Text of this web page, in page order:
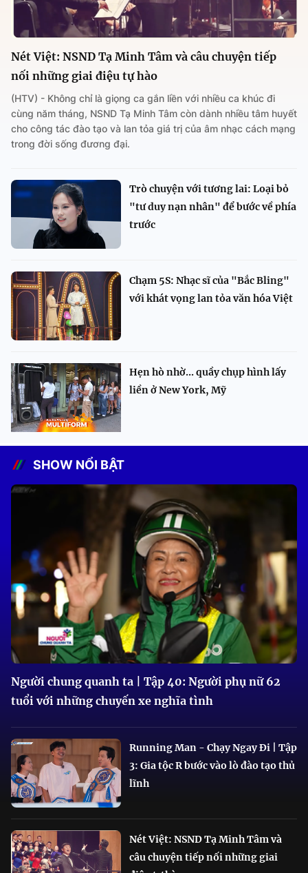
Nét Việt: NSND Tạ Minh Tâm và câu chuyện tiếp
nối những giai điệu tự hào
(HTV) - Không chỉ là giọng ca gắn liền với nhiều ca khúc đi
cùng năm tháng, NSND Tạ Minh Tâm còn dành nhiều tâm huyết
cho công tác đào tạo và lan tỏa giá trị của âm nhạc cách mạng
trong đời sống đương đại.
Trò chuyện với tương lai: Loại bỏ
"tư duy nạn nhân" để bước về phía
trước
Chạm 5S: Nhạc sĩ của "Bắc Bling"
với khát vọng lan tỏa văn hóa Việt
Hẹn hò nhờ... quầy chụp hình lấy
liền ở New York, Mỹ
SHOW NỔI BẬT
Người chung quanh ta | Tập 40: Người phụ nữ 62
tuổi với những chuyến xe nghĩa tình
Running Man - Chạy Ngay Đi | Tập
3: Gia tộc R bước vào lò đào tạo thủ
lĩnh
Nét Việt: NSND Tạ Minh Tâm và
câu chuyện tiếp nối những giai